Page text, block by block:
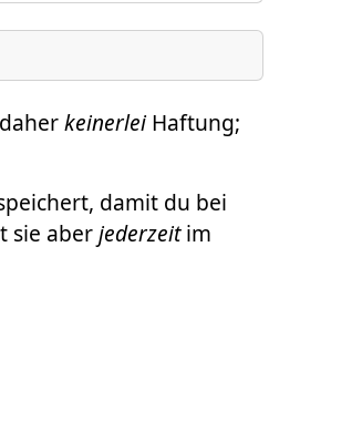
keinerlei Haftung;
damit du bei
sie aberjederzeitim